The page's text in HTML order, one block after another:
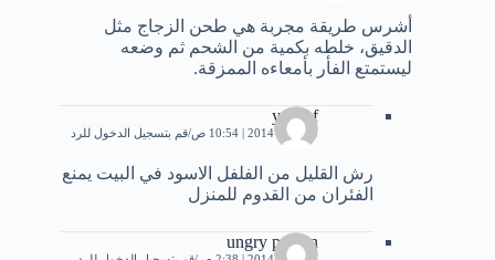
أشرس طريقة مجربة هي طحن الزجاج مثل
الدقيق، خلطه بكمية من الشحم ثم وضعه
ليستمتع الفأر بأمعاءه الممزقة.
yousef
10 يناير، 2014 | 10:54 ص قم بتسجيل الدخول للرد
رش القليل من الفلفل الاسود في البيت يمنع
الفئران من القدوم للمنزل
ungry person